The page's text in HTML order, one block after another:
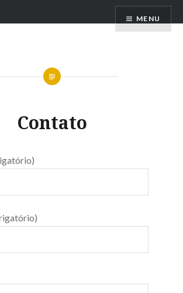
MENU
Contato